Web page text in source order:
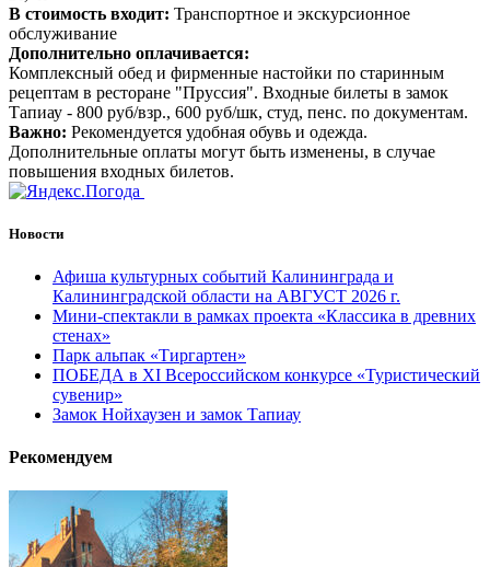
В стоимость входит: Транспортное и экскурсионное
обслуживание
Дополнительно оплачивается:
Комплексный обед и фирменные настойки по старинным
рецептам в ресторане "Пруссия". Входные билеты в замок
Тапиау - 800 руб/взр., 600 руб/шк, студ, пенс. по документам.
Важно: Рекомендуется удобная обувь и одежда.
Дополнительные оплаты могут быть изменены, в случае
повышения входных билетов.
Новости
Афиша культурных событий Калининграда и
Калининградской области на АВГУСТ 2026 г.
Мини-спектакли в рамках проекта «Классика в древних
стенах»
Парк альпак «Тиргартен»
ПОБЕДА в XI Всероссийском конкурсе «Туристический
сувенир»
Замок Нойхаузен и замок Тапиау
Рекомендуем